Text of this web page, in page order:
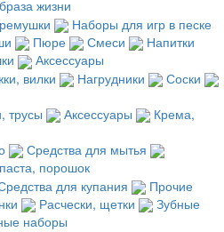
жизни
Наборы для игр в песке
Пюре Смеси
Напитки
Аксессуары
вилки Нагрудники
Соски
трусы Аксессуары
Крема,
Средства для мытья
порошок
для купания
Прочие
Расчески, щетки
Зубные
наборы